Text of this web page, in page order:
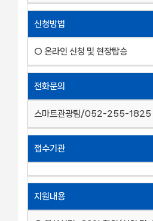
신청방법
○ 온라인 신청 및 현장탑승
전화문의
스마트관광팀/052-255-1825
접수기관
지원내용